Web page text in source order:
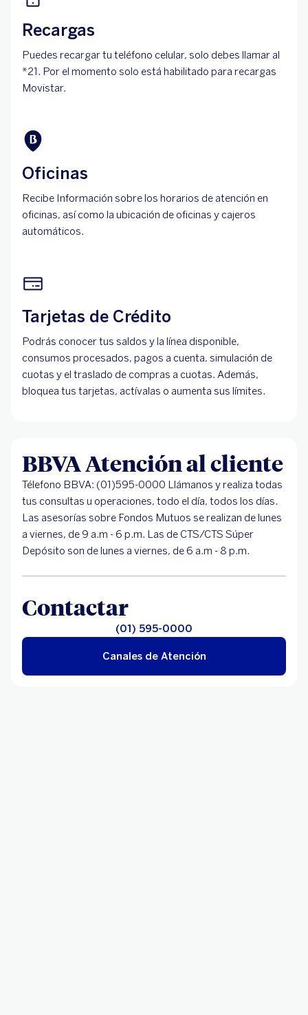
Recargas
Puedes recargar tu teléfono celular, solo debes llamar al
*21. Por el momento solo está habilitado para recargas
Movistar.
Oficinas
Recibe Información sobre los horarios de atención en
oficinas, así como la ubicación de oficinas y cajeros
automáticos.
Tarjetas de Crédito
Podrás conocer tus saldos y la línea disponible,
consumos procesados, pagos a cuenta, simulación de
cuotas y el traslado de compras a cuotas. Además,
bloquea tus tarjetas, actívalas o aumenta sus límites.
BBVA Atención al cliente
Télefono BBVA: (01)595-0000 Llámanos y realiza todas
tus consultas u operaciones, todo el día, todos los días.
Las asesorías sobre Fondos Mutuos se realizan de lunes
a viernes, de 9 a.m - 6 p.m. Las de CTS/CTS Súper
Depósito son de lunes a viernes, de 6 a.m - 8 p.m.
Contactar
(01) 595-0000
Canales de Atención